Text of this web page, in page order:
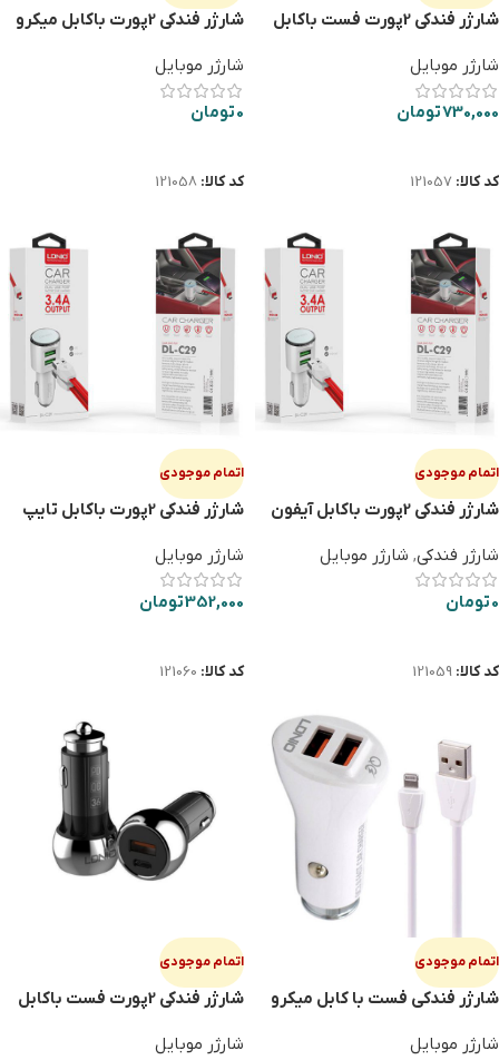
شارژر فندکی 2پورت فست باکابل
شارژر موبایل
730,000تومان
کد کالا: 121057
شارژر فندکی 2پورت باکابل میکرو
شارژر موبایل
0تومان
کد کالا: 121058
اتمام موجودی
شارژر فندکی 2پورت باکابل آیفون
شارژر فندکی, شارژر موبایل
0تومان
کد کالا: 121059
اتمام موجودی
شارژر فندکی 2پورت باکابل تایپ
شارژر موبایل
352,000تومان
کد کالا: 121060
اتمام موجودی
شارژر فندكي فست با كابل ميكرو
شارژر موبایل
اتمام موجودی
شارژر فندکی 2پورت فست باکابل
شارژر موبایل